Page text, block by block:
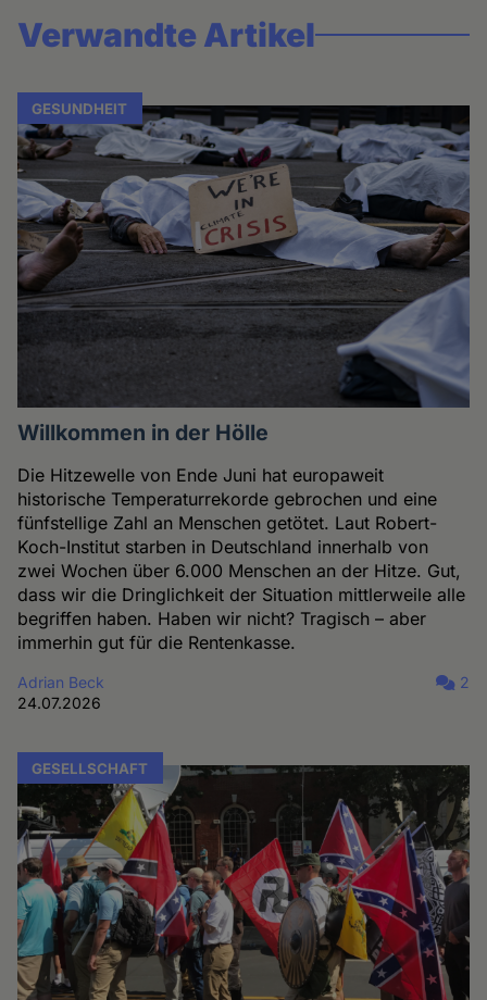
Verwandte Artikel
GESUNDHEIT
Willkommen in der Hölle
Die Hitzewelle von Ende Juni hat europaweit
historische Temperaturrekorde gebrochen und eine
fünfstellige Zahl an Menschen getötet. Laut Robert-
Koch-Institut starben in Deutschland innerhalb von
zwei Wochen über 6.000 Menschen an der Hitze. Gut,
dass wir die Dringlichkeit der Situation mittlerweile alle
begriffen haben. Haben wir nicht? Tragisch – aber
immerhin gut für die Rentenkasse.
Adrian Beck
24.07.2026
2
GESELLSCHAFT